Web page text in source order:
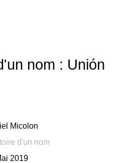
nom : Unión
Micolon
d'un nom
2019